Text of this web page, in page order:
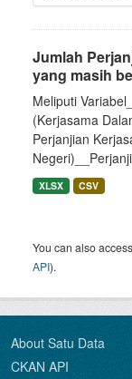
Jumlah
yang masih
Meliputi
(Kerjasama
Perjanjian
XLSX CSV
You can also
API).
About Satu Data
CKAN API